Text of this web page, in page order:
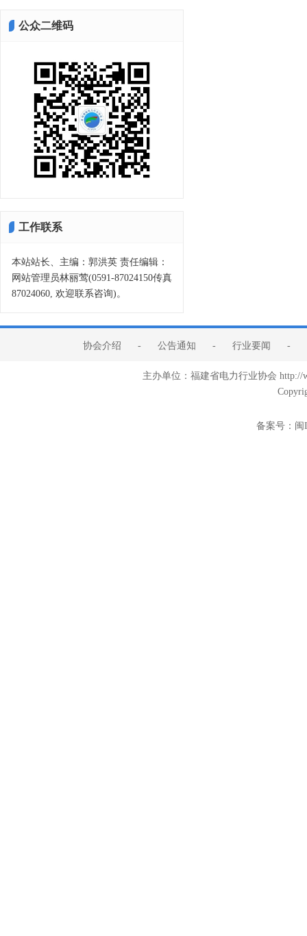
公众二维码
工作联系
本站站长、主编：郭洪英 责任编辑：
网站管理员林丽莺(0591-87024150传真
87024060, 欢迎联系咨询)。
协会介绍 - 公告通知 - 行业要闻 -
主办单位：福建省电力行业协会
备案号： 闽